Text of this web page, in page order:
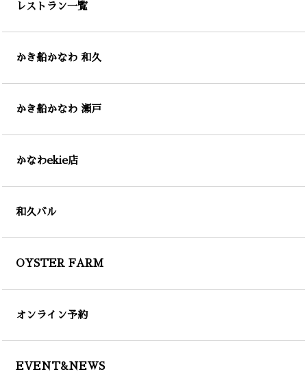
レストラン一覧
かき船かなわ 和久
かき船かなわ 瀬戸
かなわekie店
和久バル
OYSTER FARM
オンライン予約
EVENT&NEWS